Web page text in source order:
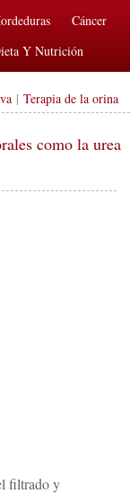
Cáncer
Y Nutrición
Salud
| Terapia de la orina
como la urea
filtrado y